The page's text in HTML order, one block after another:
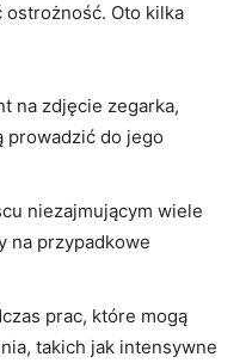
ostrożność. Oto kilka
na zdjęcie⁤ zegarka,
prowadzić do jego
niezajmującym wiele
na przypadkowe‌
prac, które mogą
takich jak intensywne